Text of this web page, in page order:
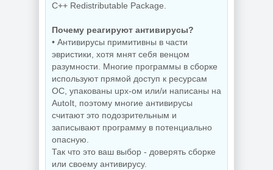
C++ Redistributable Package.
Почему реагируют антивирусы?
• Антивирусы примитивны в части
эвристики, хотя мнят себя венцом
разумности. Многие программы в сборке
используют прямой доступ к ресурсам
ОС, упакованы upx-ом или/и написаны на
AutoIt, поэтому многие антивирусы
считают это подозрительным и
записывают программу в потенциально
опасную.
Так что это ваш выбор - доверять сборке
или своему антивирусу.